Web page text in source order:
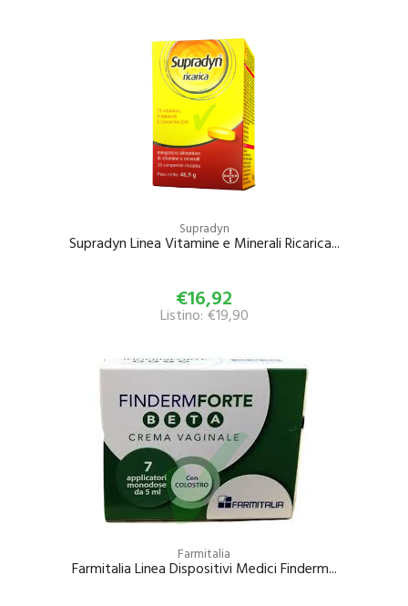
Supradyn
Supradyn Linea Vitamine e Minerali Ricarica...
€16,92
Listino: €19,90
Farmitalia
Farmitalia Linea Dispositivi Medici Finderm...